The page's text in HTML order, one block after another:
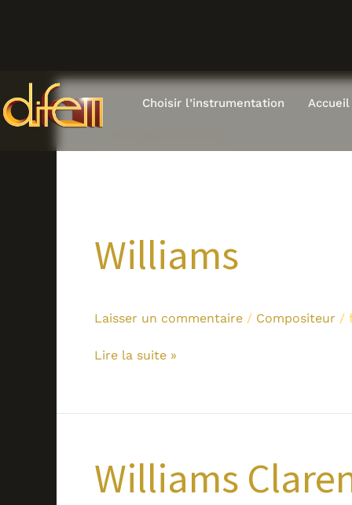
Choisir l’instrumentation Accueil
Compositeur
Williams
Laisser un commentaire / Compositeur /
Williams
Lire la suite »
Williams
Williams
Clarence